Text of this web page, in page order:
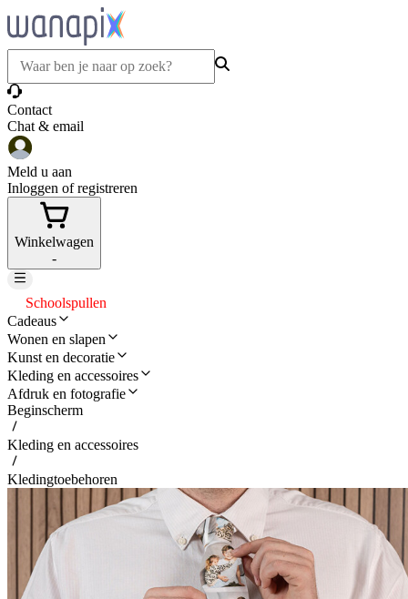
Contact
Chat & email
Meld u aan
Inloggen of registreren
Winkelwagen
-
Schoolspullen
Cadeaus
Wonen en slapen
Kunst en decoratie
Kleding en accessoires
Afdruk en fotografie
Beginscherm
Kleding en accessoires
Kledingtoebehoren